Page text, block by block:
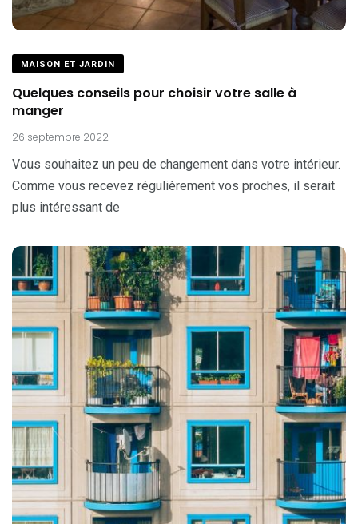
MAISON ET JARDIN
Quelques conseils pour choisir votre salle à
manger
26 septembre 2022
Vous souhaitez un peu de changement dans votre intérieur.
Comme vous recevez régulièrement vos proches, il serait
plus intéressant de